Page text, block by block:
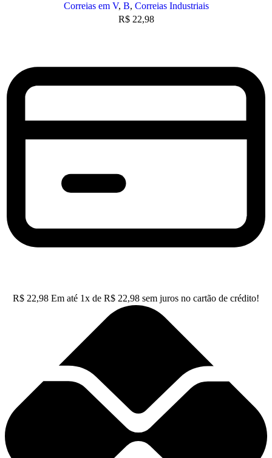
Correias em V, B, Correias Industriais
R$22,98
R$ 22,98 Em até 1x de R$ 22,98 sem juros no cartão de crédito!